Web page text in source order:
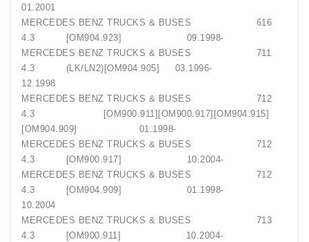
01.2001
MERCEDES BENZ TRUCKS & BUSES 616
4.3 [OM904.923] 09.1998-
MERCEDES BENZ TRUCKS & BUSES 711
4.3 (LK/LN2)[OM904.905] 03.1996-
12.1998
MERCEDES BENZ TRUCKS & BUSES 712
4.3 [OM900.911][OM900.917][OM904.915]
[OM904.909] 01.1998-
MERCEDES BENZ TRUCKS & BUSES 712
4.3 [OM900.917] 10.2004-
MERCEDES BENZ TRUCKS & BUSES 712
4.3 [OM904.909] 01.1998-
10.2004
MERCEDES BENZ TRUCKS & BUSES 713
4.3 [OM900.911] 10.2004-